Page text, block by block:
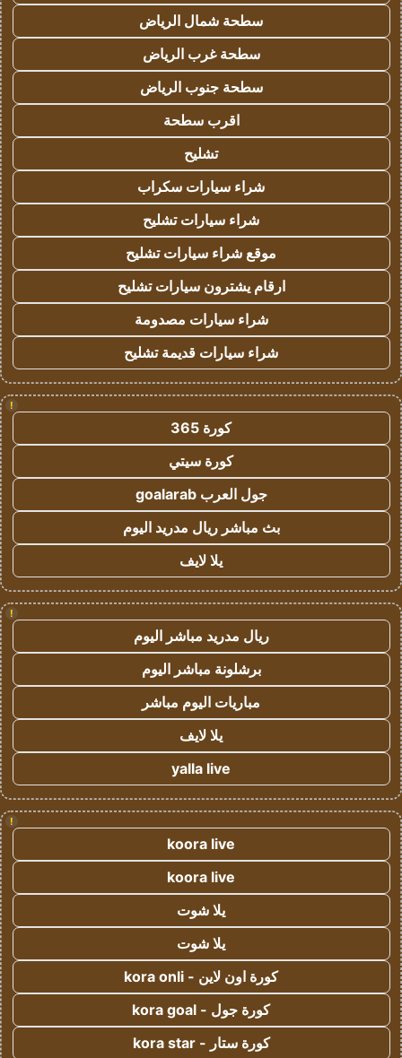
سطحة شمال الرياض
سطحة غرب الرياض
سطحة جنوب الرياض
اقرب سطحة
تشليح
شراء سيارات سكراب
شراء سيارات تشليح
موقع شراء سيارات تشليح
ارقام يشترون سيارات تشليح
شراء سيارات مصدومة
شراء سيارات قديمة تشليح
!
كورة 365
كورة سيتي
جول العرب goalarab
بث مباشر ريال مدريد اليوم
يلا لايف
!
ريال مدريد مباشر اليوم
برشلونة مباشر اليوم
مباريات اليوم مباشر
يلا لايف
yalla live
!
koora live
koora live
يلا شوت
يلا شوت
كورة اون لاين - kora onli
كورة جول - kora goal
كورة ستار - kora star